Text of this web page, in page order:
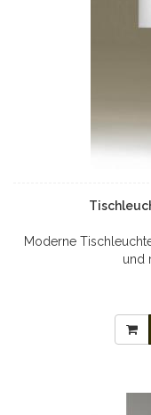
Moderne
und